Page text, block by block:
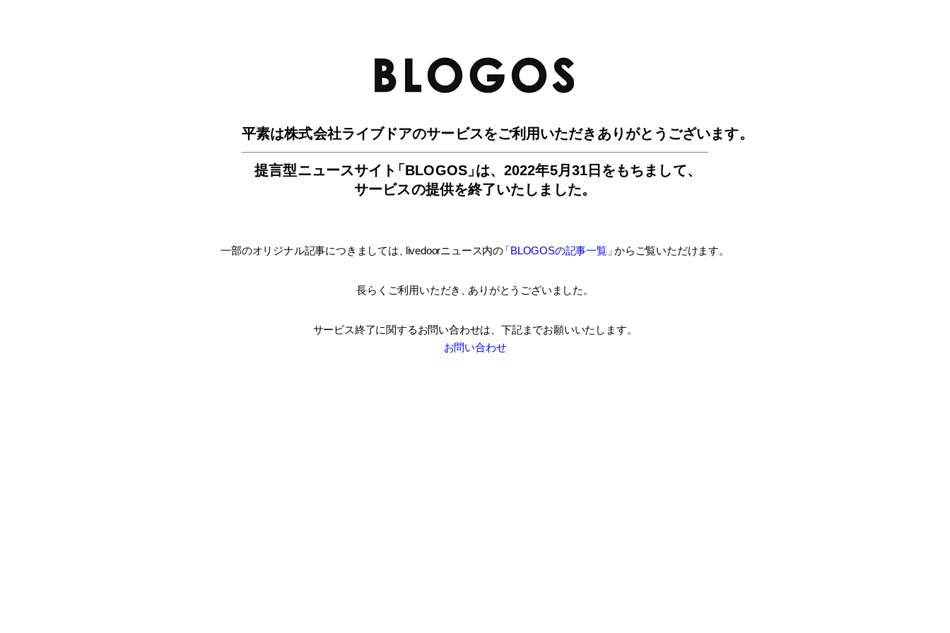
平素は株式会社ライブドアのサービスをご利用いただきありがとうございます。
提言型ニュースサイ ト「BLOGOS」は、2022年5月31日をもちまして、
サービスの提供を終了いたしました。
一部のオリジナル記事につきましては livedoorニュース内の「BLOGOSの記事一覧」 からご覧いただけます。
長らくご利用いただき ありがとうございました。
サービス終了に関するお問い合わせは、 下記までお願いいたします。
お問い合わせ